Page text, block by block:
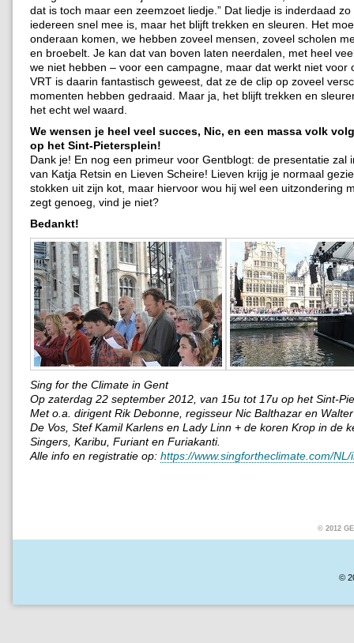
dat is toch maar een zeemzoet liedje.” Dat liedje is inderdaad
iedereen snel mee is, maar het blijft trekken en sleuren. Het
onderaan komen, we hebben zoveel mensen, zoveel scholen
en broebelt. Je kan dat van boven laten neerdalen, met heel
we niet hebben – voor een campagne, maar dat werkt niet voor
VRT is daarin fantastisch geweest, dat ze de clip op zoveel
momenten hebben gedraaid. Maar ja, het blijft trekken en
het echt wel waard.
We wensen je heel veel succes, Nic, en een massa volk
op het Sint-Pietersplein!
Dank je! En nog een primeur voor Gentblogt: de presentatie zal
van Katja Retsin en Lieven Scheire! Lieven krijg je normaal
stokken uit zijn kot, maar hiervoor wou hij wel een uitzondering
zegt genoeg, vind je niet?
Bedankt!
Sing for the Climate in Gent
Op zaterdag 22 september 2012, van 15u tot 17u op het Sint-
Met o.a. dirigent Rik Debonne, regisseur Nic Balthazar en
De Vos, Stef Kamil Karlens en Lady Linn + de koren Krop in de
Singers, Karibu, Furiant en Furiakanti.
Alle info en registratie op: https://www.singfortheclimate.com/
© 2012
©